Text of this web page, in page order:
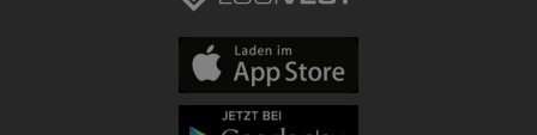
BIP JE ERWERBSTÄTIGEN
85.070 €